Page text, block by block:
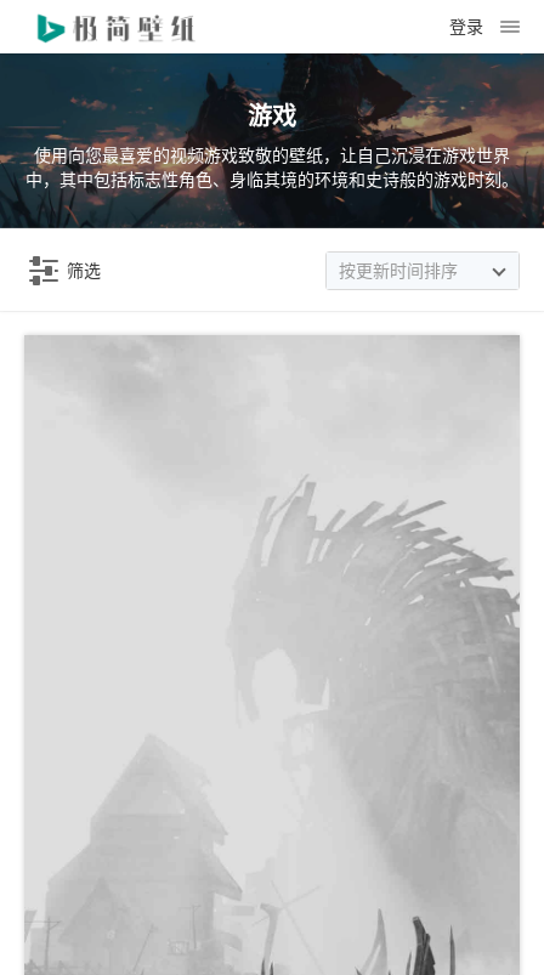
登录
游戏
使用向您最喜爱的视频游戏致敬的壁纸，让自己沉浸在游戏世界
中，其中包括标志性角色、身临其境的环境和史诗般的游戏时刻。
筛选 按更新时间排序